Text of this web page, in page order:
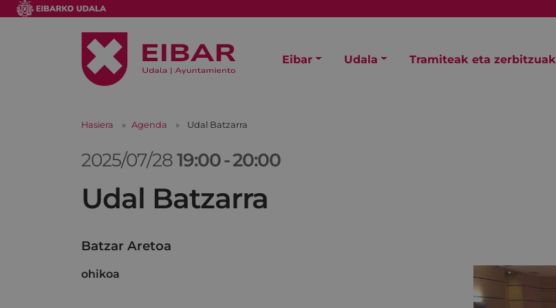
Eibar Udala Tramiteak eta zerbitzuak
Hasiera Agenda Udal Batzarra
2025/07/2819:00-20:00
Udal Batzarra
Batzar Aretoa
ohikoa